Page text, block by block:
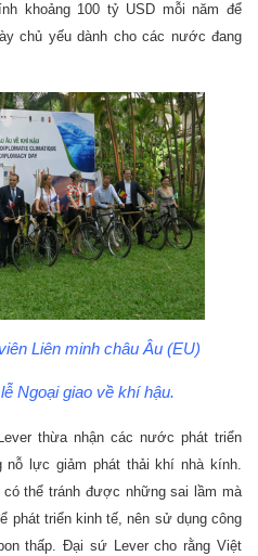
khoảng 100 tỷ USD mỗi năm để
chủ yếu dành cho các nước đang
Liên minh châu Âu (EU)
Ngoại giao về khí hậu.
thừa nhận các nước phát triển
nỗ lực giảm phát thải khí nhà kính.
có thể tránh được những sai lầm mà
phát triển kinh tế, nên sử dụng công
thấp. Đại sứ Lever cho rằng Việt